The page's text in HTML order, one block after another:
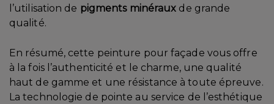
l’utilisation de pigments minéraux de grande
qualité.
En résumé, cette peinture pour façade vous offre
à la fois l’authenticité et le charme, une qualité
haut de gamme et une résistance à toute épreuve.
La technologie de pointe au service de l’esthétique